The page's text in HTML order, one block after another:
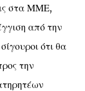
στα ΜΜΕ,
από την
ότι θα
την